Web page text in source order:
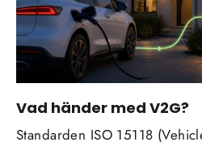
Vad händer med V2G?
Standarden ISO 15118